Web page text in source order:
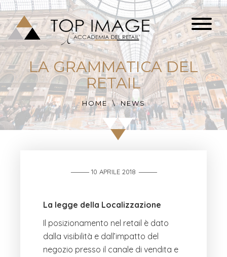
LA GRAMMATICA DEL
RETAIL
HOME NEWS
10 APRILE 2018
La legge della Localizzazione
Il posizionamento nel retail è dato
dalla visibilità e dall’impatto del
negozio presso il canale di vendita e